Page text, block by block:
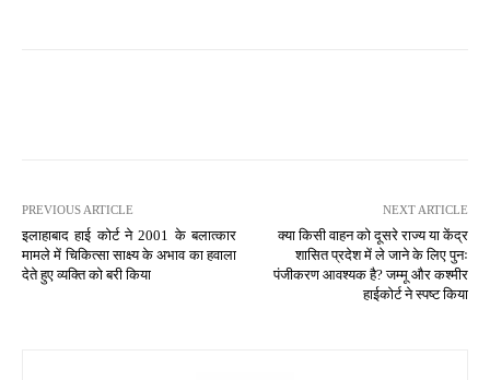
PREVIOUS ARTICLE
इलाहाबाद हाई कोर्ट ने 2001 के बलात्कार
मामले में चिकित्सा साक्ष्य के अभाव का हवाला
देते हुए व्यक्ति को बरी किया
NEXT ARTICLE
क्या किसी वाहन को दूसरे राज्य या केंद्र
शासित प्रदेश में ले जाने के लिए पुनः
पंजीकरण आवश्यक है? जम्मू और कश्मीर
हाईकोर्ट ने स्पष्ट किया